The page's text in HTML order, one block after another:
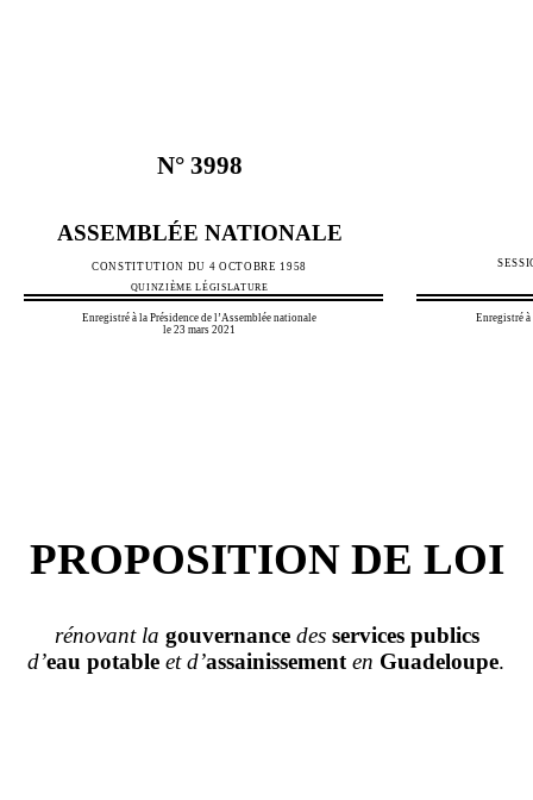
N° 3998
ASSEMBLÉE NATIONALE
CONSTITUTION DU 4 OCTOBRE 1958
QUINZIÈME LÉGISLATURE
Enregistré à la Présidence de l’Assemblée nationale
le 23 mars 2021
Enregistré à
PROPOSITION DE LOI
rénovant la gouvernancedes services publics
d’eau potable et d’assainissement en Guadeloupe.